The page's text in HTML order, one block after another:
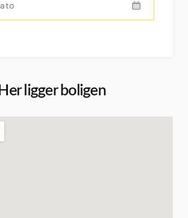
Her ligger boligen